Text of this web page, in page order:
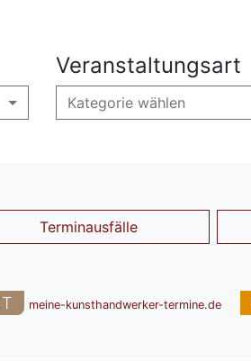
Veranstaltungsart
Kategorie wählen
Terminausfälle
meine-kunsthandwerker-termine.de